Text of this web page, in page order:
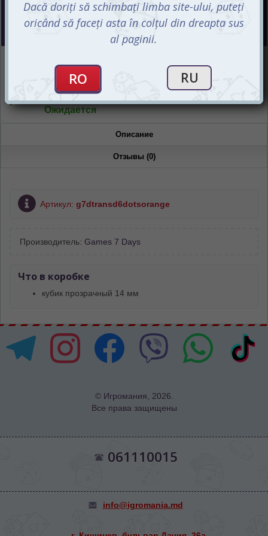
СООБЩИТЬ О ПОСТУПЛЕНИИ
Ожидается
Ожидается
Описание
Отзывы (0)
Артикул: g7dtransd6dotsorange
Производитель: Games 7 Days
Что в коробке
кубик прозрачный 14 мм
© Игромания, 2026.
Все права защищены
061110015
info@igromania.md